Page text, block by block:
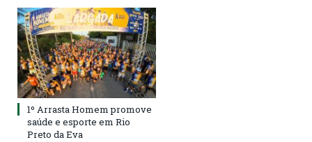
1º Arrasta Homem promove
saúde e esporte em Rio
Preto da Eva